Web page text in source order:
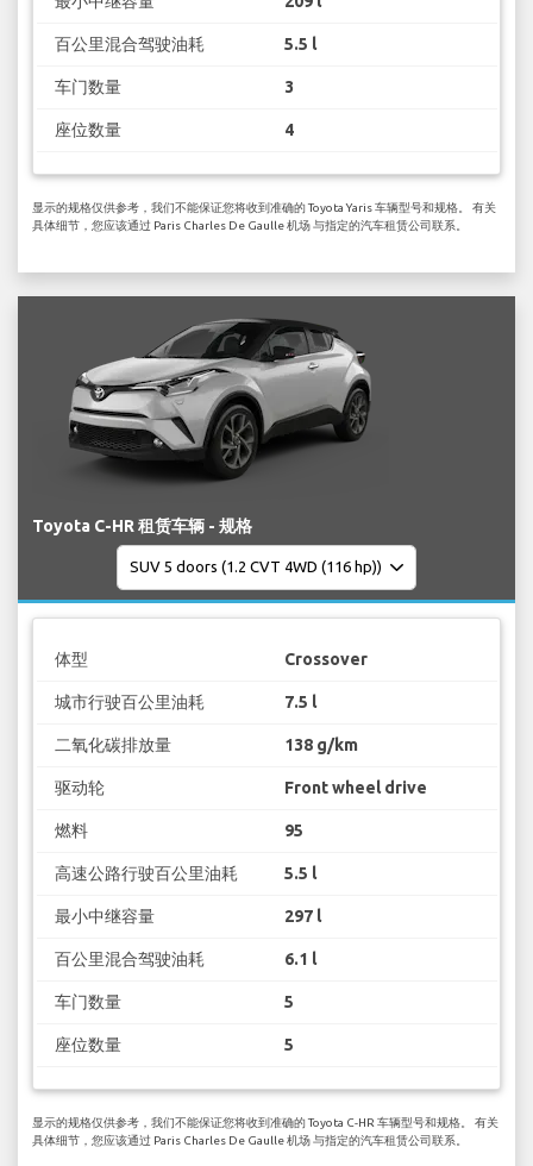
百公里混合驾驶油耗 5.5 l
车门数量 3
座位数量 4
显示的规格仅供参考，我们不能保证您将收到准确的 Toyota Yaris 车辆型号和规格。 有关
具体细节，您应该通过 Paris Charles De Gaulle 机场 与指定的汽车租赁公司联系。
Toyota C-HR 租赁车辆 - 规格
体型 Crossover
城市行驶百公里油耗 7.5 l
二氧化碳排放量 138 g/km
驱动轮 Front wheel drive
燃料 95
高速公路行驶百公里油耗 5.5 l
最小中继容量 297 l
百公里混合驾驶油耗 6.1 l
车门数量 5
座位数量 5
显示的规格仅供参考，我们不能保证您将收到准确的 Toyota C-HR 车辆型号和规格。 有关
具体细节，您应该通过 Paris Charles De Gaulle 机场 与指定的汽车租赁公司联系。